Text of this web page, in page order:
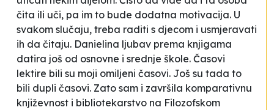
čita ili uči, pa im to bude dodatna motivacija. U
svakom slučaju, treba raditi s djecom i usmjeravati
ih da čitaju. Danielina ljubav prema knjigama
datira još od osnovne i srednje škole. Časovi
lektire bili su moji omiljeni časovi. Još su tada to
bili dupli časovi. Zato sam i završila komparativnu
književnost i bibliotekarstvo na Filozofskom